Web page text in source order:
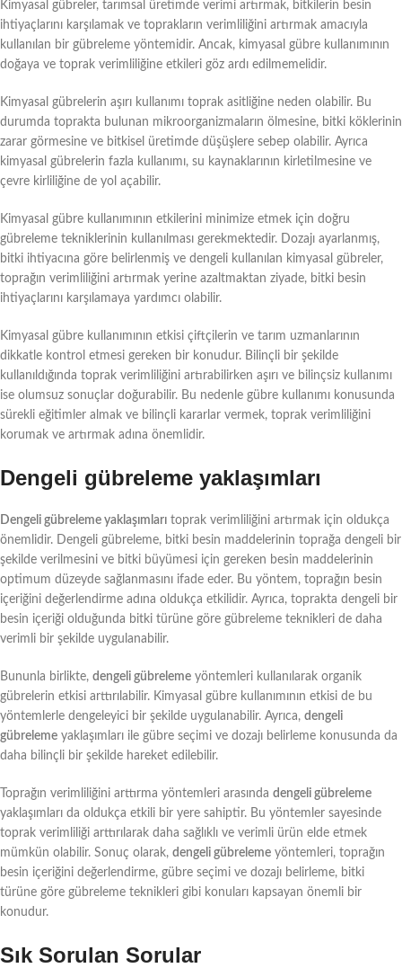
Kimyasal gübreler, tarımsal üretimde verimi artırmak, bitkilerin besin
ihtiyaçlarını karşılamak ve toprakların verimliliğini artırmak amacıyla
kullanılan bir gübreleme yöntemidir. Ancak, kimyasal gübre kullanımının
doğaya ve toprak verimliliğine etkileri göz ardı edilmemelidir.
Kimyasal gübrelerin aşırı kullanımı toprak asitliğine neden olabilir. Bu
durumda toprakta bulunan mikroorganizmaların ölmesine, bitki köklerinin
zarar görmesine ve bitkisel üretimde düşüşlere sebep olabilir. Ayrıca
kimyasal gübrelerin fazla kullanımı, su kaynaklarının kirletilmesine ve
çevre kirliliğine de yol açabilir.
Kimyasal gübre kullanımının etkilerini minimize etmek için doğru
gübreleme tekniklerinin kullanılması gerekmektedir. Dozajı ayarlanmış,
bitki ihtiyacına göre belirlenmiş ve dengeli kullanılan kimyasal gübreler,
toprağın verimliliğini artırmak yerine azaltmaktan ziyade, bitki besin
ihtiyaçlarını karşılamaya yardımcı olabilir.
Kimyasal gübre kullanımının etkisi çiftçilerin ve tarım uzmanlarının
dikkatle kontrol etmesi gereken bir konudur. Bilinçli bir şekilde
kullanıldığında toprak verimliliğini artırabilirken aşırı ve bilinçsiz kullanımı
ise olumsuz sonuçlar doğurabilir. Bu nedenle gübre kullanımı konusunda
sürekli eğitimler almak ve bilinçli kararlar vermek, toprak verimliliğini
korumak ve artırmak adına önemlidir.
Dengeli gübreleme yaklaşımları
Dengeli gübreleme yaklaşımları toprak verimliliğini artırmak için oldukça
önemlidir. Dengeli gübreleme, bitki besin maddelerinin toprağa dengeli bir
şekilde verilmesini ve bitki büyümesi için gereken besin maddelerinin
optimum düzeyde sağlanmasını ifade eder. Bu yöntem, toprağın besin
içeriğini değerlendirme adına oldukça etkilidir. Ayrıca, toprakta dengeli bir
besin içeriği olduğunda bitki türüne göre gübreleme teknikleri de daha
verimli bir şekilde uygulanabilir.
Bununla birlikte, dengeli gübreleme yöntemleri kullanılarak organik
gübrelerin etkisi arttırılabilir. Kimyasal gübre kullanımının etkisi de bu
yöntemlerle dengeleyici bir şekilde uygulanabilir. Ayrıca, dengeli
gübreleme yaklaşımları ile gübre seçimi ve dozajı belirleme konusunda da
daha bilinçli bir şekilde hareket edilebilir.
Toprağın verimliliğini arttırma yöntemleri arasında dengeli gübreleme
yaklaşımları da oldukça etkili bir yere sahiptir. Bu yöntemler sayesinde
toprak verimliliği arttırılarak daha sağlıklı ve verimli ürün elde etmek
mümkün olabilir. Sonuç olarak, dengeli gübreleme yöntemleri, toprağın
besin içeriğini değerlendirme, gübre seçimi ve dozajı belirleme, bitki
türüne göre gübreleme teknikleri gibi konuları kapsayan önemli bir
konudur.
Sık Sorulan Sorular